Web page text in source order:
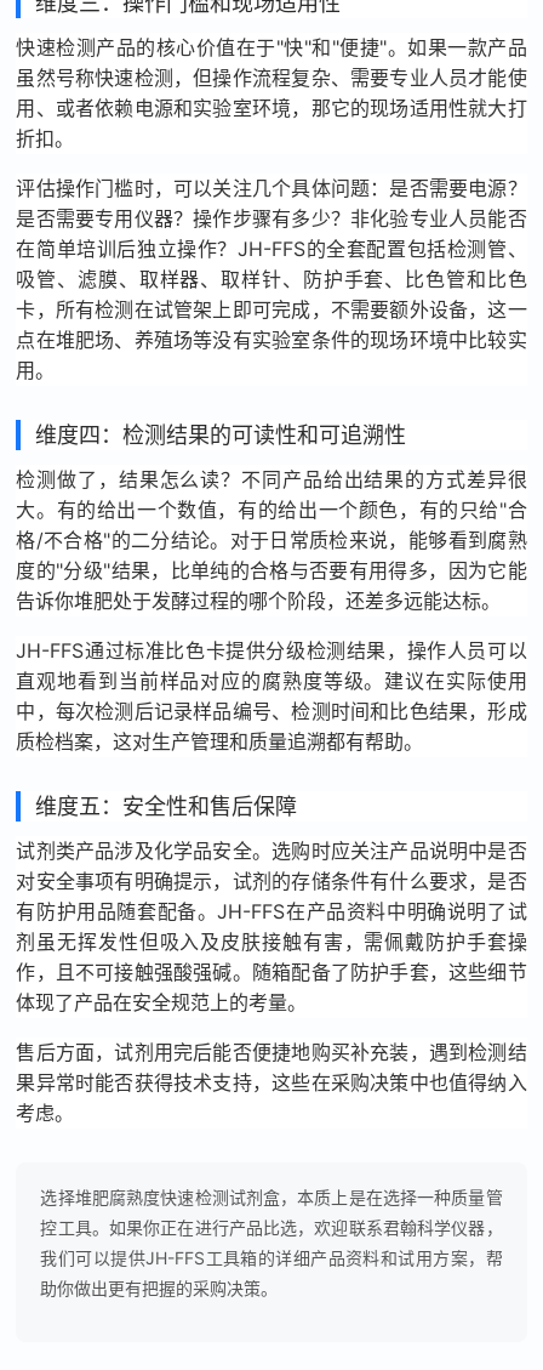
快速检测产品的核心价值在于"快"和"便捷"。如果一款产品
虽然号称快速检测，但操作流程复杂、需要专业人员才能使
用、或者依赖电源和实验室环境，那它的现场适用性就大打
折扣。
评估操作门槛时，可以关注几个具体问题：是否需要电源？
是否需要专用仪器？操作步骤有多少？非化验专业人员能否
在简单培训后独立操作？JH-FFS的全套配置包括检测管、
吸管、滤膜、取样器、取样针、防护手套、比色管和比色
卡，所有检测在试管架上即可完成，不需要额外设备，这一
点在堆肥场、养殖场等没有实验室条件的现场环境中比较实
用。
维度四：检测结果的可读性和可追溯性
检测做了，结果怎么读？不同产品给出结果的方式差异很
大。有的给出一个数值，有的给出一个颜色，有的只给"合
格/不合格"的二分结论。对于日常质检来说，能够看到腐熟
度的"分级"结果，比单纯的合格与否要有用得多，因为它能
告诉你堆肥处于发酵过程的哪个阶段，还差多远能达标。
JH-FFS通过标准比色卡提供分级检测结果，操作人员可以
直观地看到当前样品对应的腐熟度等级。建议在实际使用
中，每次检测后记录样品编号、检测时间和比色结果，形成
质检档案，这对生产管理和质量追溯都有帮助。
维度五：安全性和售后保障
试剂类产品涉及化学品安全。选购时应关注产品说明中是否
对安全事项有明确提示，试剂的存储条件有什么要求，是否
有防护用品随套配备。JH-FFS在产品资料中明确说明了试
剂虽无挥发性但吸入及皮肤接触有害，需佩戴防护手套操
作，且不可接触强酸强碱。随箱配备了防护手套，这些细节
体现了产品在安全规范上的考量。
售后方面，试剂用完后能否便捷地购买补充装，遇到检测结
果异常时能否获得技术支持，这些在采购决策中也值得纳入
考虑。
选择堆肥腐熟度快速检测试剂盒，本质上是在选择一种质量管
控工具。如果你正在进行产品比选，欢迎联系君翰科学仪器，
我们可以提供JH-FFS工具箱的详细产品资料和试用方案，帮
助你做出更有把握的采购决策。